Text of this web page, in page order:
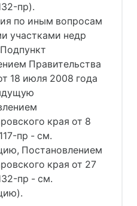
пр).
по иным вопросам
участками недр
Правительства
18 июля 2008 года
края от 8
пр - см.
Постановлением
края от 27
пр - см.